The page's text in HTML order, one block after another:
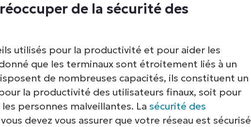
de la sécurité des
utilisés pour la productivité et pour aider les
que les terminaux sont étroitement liés à un
de nombreuses capacités, ils constituent un
la productivité des utilisateurs finaux, soit pour
personnes malveillantes. La sécurité des
devez vous assurer que votre réseau est sécurisé